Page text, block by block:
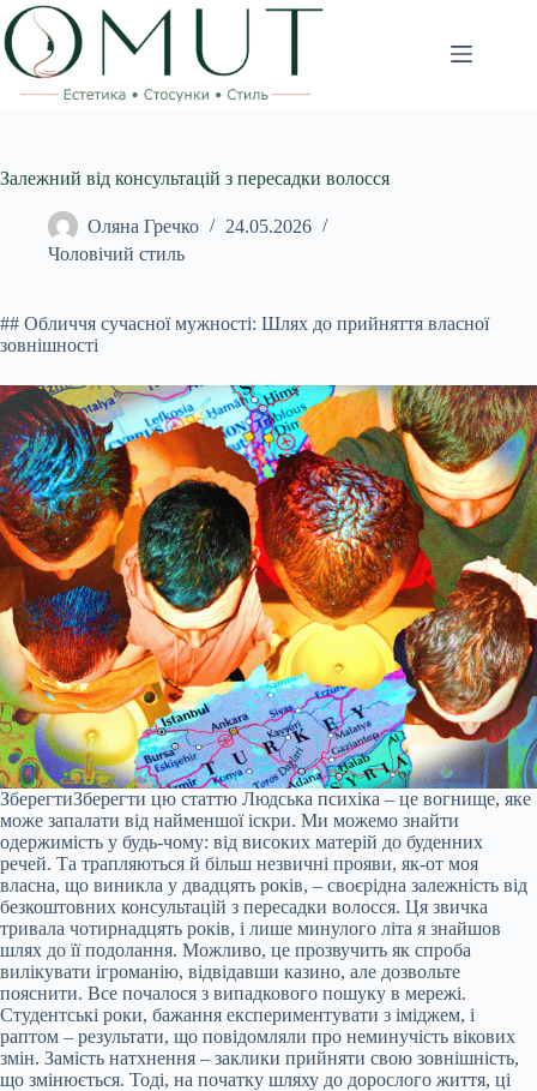
Перейти
до
вмісту
Залежний від консультацій з пересадки волосся
Оляна Гречко
24.05.2026
Чоловічий стиль
## Обличчя сучасної мужності: Шлях до прийняття власної
зовнішності
ЗберегтиЗберегти цю статтю Людська психіка – це вогнище, яке
може запалати від найменшої іскри. Ми можемо знайти
одержимість у будь-чому: від високих матерій до буденних
речей. Та трапляються й більш незвичні прояви, як-от моя
власна, що виникла у двадцять років, – своєрідна залежність від
безкоштовних консультацій з пересадки волосся. Ця звичка
тривала чотирнадцять років, і лише минулого літа я знайшов
шлях до її подолання. Можливо, це прозвучить як спроба
вилікувати ігроманію, відвідавши казино, але дозвольте
пояснити. Все почалося з випадкового пошуку в мережі.
Студентські роки, бажання експериментувати з іміджем, і
раптом – результати, що повідомляли про неминучість вікових
змін. Замість натхнення – заклики прийняти свою зовнішність,
що змінюється. Тоді, на початку шляху до дорослого життя, ці